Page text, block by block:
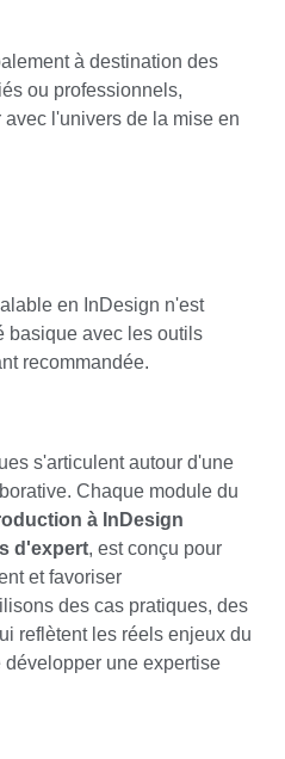
à destination des
ou professionnels,
l'univers de la mise en
en InDesign n'est
basique avec les outils
recommandée.
s'articulent autour d'une
Chaque module du
à InDesign
d'expert, est conçu pour
et favoriser
des cas pratiques, des
reflètent les réels enjeux du
développer une expertise